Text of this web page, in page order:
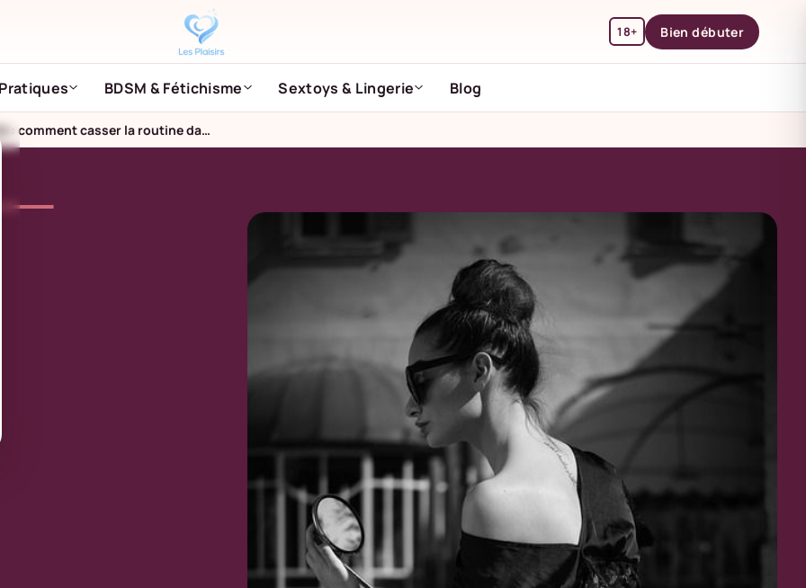
18+ Bien débuter
Pratiques BDSM & Fétichisme Sextoys & Lingerie Blog
Astuces pour retrouver passion et complicité : comment casser la routine dans le couple ?